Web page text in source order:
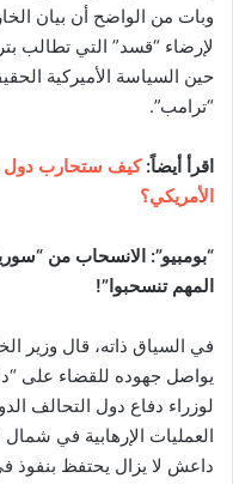
وبات من الواضح أن بيان
لإرضاء “قسد” التي تطالب
حين السياسة الأميركية
“ترامب”.
اقرأ أيضاً:كيف ستحارب دول
الأمريكي؟
“بومبيو”: الانسحاب من
المهم تنسحبوا”!
في السياق ذاته، قال وزير
يواصل جهوده للقضاء على
لوزراء دفاع دول التحالف
العمليات الإرهابية في
داعش لا يزال يحتفظ بنفوذ